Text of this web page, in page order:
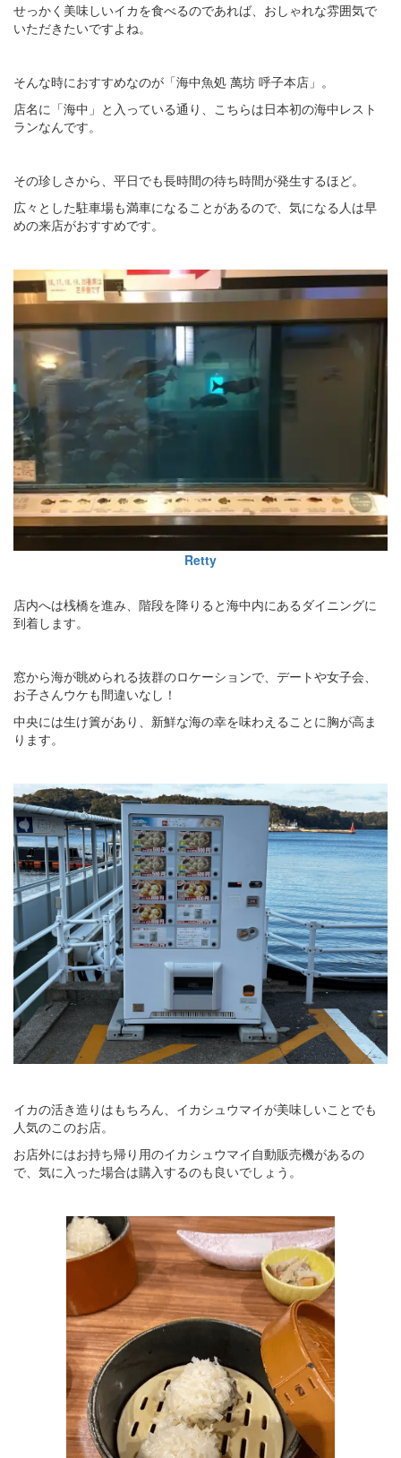
せっかく美味しいイカを食べるのであれば、おしゃれな雰囲気で
いただきたいですよね。
そんな時におすすめなのが「海中魚処 萬坊 呼子本店」。
店名に「海中」と入っている通り、こちらは日本初の海中レスト
ランなんです。
その珍しさから、平日でも長時間の待ち時間が発生するほど。
広々とした駐車場も満車になることがあるので、気になる人は早
めの来店がおすすめです。
Retty
店内へは桟橋を進み、階段を降りると海中内にあるダイニングに
到着します。
窓から海が眺められる抜群のロケーションで、デートや女子会、
お子さんウケも間違いなし！
中央には生け簀があり、新鮮な海の幸を味わえることに胸が高ま
ります。
イカの活き造りはもちろん、イカシュウマイが美味しいことでも
人気のこのお店。
お店外にはお持ち帰り用のイカシュウマイ自動販売機があるの
で、気に入った場合は購入するのも良いでしょう。